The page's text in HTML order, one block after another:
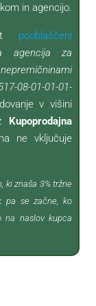
in agencijo.
pooblaščeni
agencija za
08-01-01-01-
v višini
Kupoprodajna
ne vključuje
ki znaša 3% tržne
pa se začne, ko
na naslov kupca